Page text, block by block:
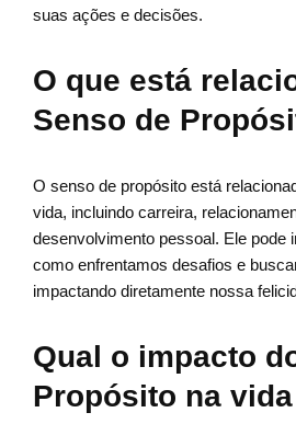
suas ações e decisões.
O que está
Senso de
O senso de propósito está
vida, incluindo carreira,
desenvolvimento pessoal. Ele pode
como enfrentamos desafios e
impactando diretamente nossa
Qual o impacto
Propósito na vida